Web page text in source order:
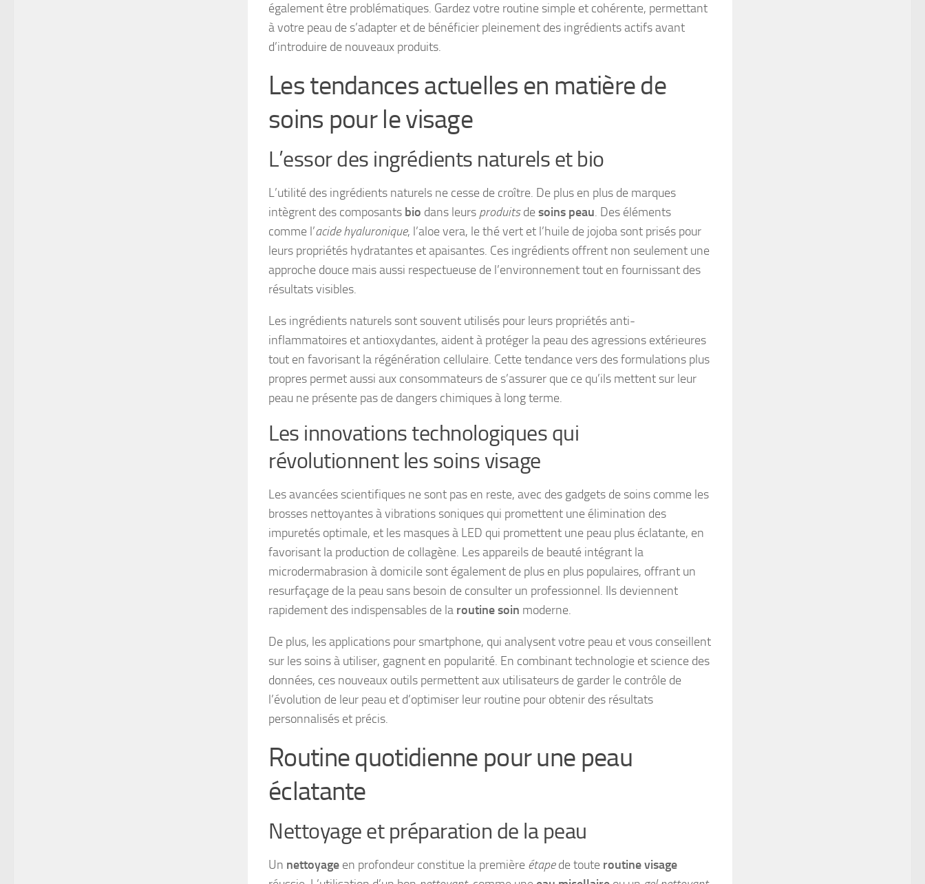
également être problématiques. Gardez votre routine simple et cohérente, permettant
à votre peau de s’adapter et de bénéficier pleinement des ingrédients actifs avant
d’introduire de nouveaux produits.
Les tendances actuelles en matière de
soins pour le visage
L’essor des ingrédients naturels et bio
L’utilité des ingrédients naturels ne cesse de croître. De plus en plus de marques
intègrent des composants bio dans leurs produitsdesoins peau. Des éléments
comme l’acide hyaluronique, l’aloe vera, le thé vert et l’huile de jojoba sont prisés pour
leurs propriétés hydratantes et apaisantes. Ces ingrédients offrent non seulement une
approche douce mais aussi respectueuse de l’environnement tout en fournissant des
résultats visibles.
Les ingrédients naturels sont souvent utilisés pour leurs propriétés anti-
inflammatoires et antioxydantes, aident à protéger la peau des agressions extérieures
tout en favorisant la régénération cellulaire. Cette tendance vers des formulations plus
propres permet aussi aux consommateurs de s’assurer que ce qu’ils mettent sur leur
peau ne présente pas de dangers chimiques à long terme.
Les innovations technologiques qui
révolutionnent les soins visage
Les avancées scientifiques ne sont pas en reste, avec des gadgets de soins comme les
brosses nettoyantes à vibrations soniques qui promettent une élimination des
impuretés optimale, et les masques à LED qui promettent une peau plus éclatante, en
favorisant la production de collagène. Les appareils de beauté intégrant la
microdermabrasion à domicile sont également de plus en plus populaires, offrant un
resurfaçage de la peau sans besoin de consulter un professionnel. Ils deviennent
rapidement des indispensables de la routine soin moderne.
De plus, les applications pour smartphone, qui analysent votre peau et vous conseillent
sur les soins à utiliser, gagnent en popularité. En combinant technologie et science des
données, ces nouveaux outils permettent aux utilisateurs de garder le contrôle de
l’évolution de leur peau et d’optimiser leur routine pour obtenir des résultats
personnalisés et précis.
Routine quotidienne pour une peau
éclatante
Nettoyage et préparation de la peau
Un nettoyage en profondeur constitue la première étapede toute routine visage